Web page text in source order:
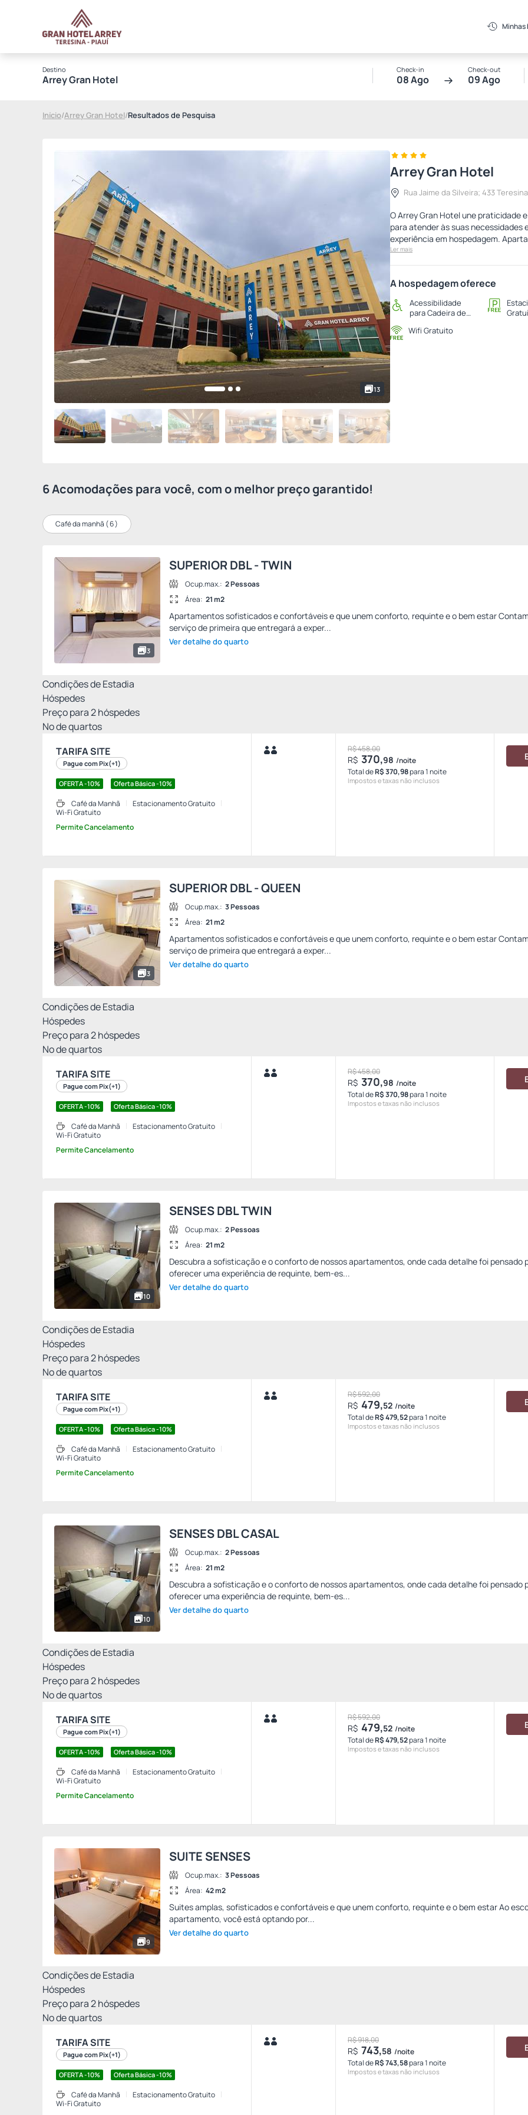
Minhas
Destino
Arrey Gran Hotel
Check-in
08 Ago
Check-out
09 Ago
Início/Arrey Gran Hotel/Resultados de Pesquisa
13
Arrey Gran Hotel
Rua Jaime da Silveira; 433 Teresina
O Arrey Gran Hotel une praticidade
para atender às suas necessidades
experiência em hospedagem.
Ler mais
A hospedagem oferece
Acessibilidade
para Cadeira de
Wifi Gratuito
6 Acomodações para você, com o melhor preço garantido!
Café da manhã (6)
3
SUPERIOR DBL - TWIN
Ocup.max.: 2 Pessoas
Área: 21 m2
Apartamentos sofisticados e confortáveis e que unem conforto, requinte e o bem estar
serviço de primeira que entregará a exper...
Ver detalhe do quarto
Condições de Estadia
Hóspedes
Preço para2hóspedes
Nº de quartos
TARIFA SITE
Pague com Pix(+1)
OFERTA -10% Oferta Básica -10%
Café da Manhã
Estacionamento Gratuito
Wi-Fi Gratuito
Permite Cancelamento
R$ 458,00
R$ 370,98 /noite
Total deR$ 370,98para 1 noite
Impostos e taxas não inclusos
3
SUPERIOR DBL - QUEEN
Ocup.max.: 3 Pessoas
Área: 21 m2
Apartamentos sofisticados e confortáveis e que unem conforto, requinte e o bem estar
serviço de primeira que entregará a exper...
Ver detalhe do quarto
Condições de Estadia
Hóspedes
Preço para2hóspedes
Nº de quartos
TARIFA SITE
Pague com Pix(+1)
OFERTA -10% Oferta Básica -10%
Café da Manhã
Estacionamento Gratuito
Wi-Fi Gratuito
Permite Cancelamento
R$ 458,00
R$ 370,98 /noite
Total deR$ 370,98para 1 noite
Impostos e taxas não inclusos
10
SENSES DBL TWIN
Ocup.max.: 2 Pessoas
Área: 21 m2
Descubra a sofisticação e o conforto de nossos apartamentos, onde cada detalhe foi pensado
oferecer uma experiência de requinte, bem-es...
Ver detalhe do quarto
Condições de Estadia
Hóspedes
Preço para2hóspedes
Nº de quartos
TARIFA SITE
Pague com Pix(+1)
OFERTA -10% Oferta Básica -10%
Café da Manhã
Estacionamento Gratuito
Wi-Fi Gratuito
Permite Cancelamento
R$ 592,00
R$ 479,52 /noite
Total deR$ 479,52para 1 noite
Impostos e taxas não inclusos
10
SENSES DBL CASAL
Ocup.max.: 2 Pessoas
Área: 21 m2
Descubra a sofisticação e o conforto de nossos apartamentos, onde cada detalhe foi pensado
oferecer uma experiência de requinte, bem-es...
Ver detalhe do quarto
Condições de Estadia
Hóspedes
Preço para2hóspedes
Nº de quartos
TARIFA SITE
Pague com Pix(+1)
OFERTA -10% Oferta Básica -10%
Café da Manhã
Estacionamento Gratuito
Wi-Fi Gratuito
Permite Cancelamento
R$ 592,00
R$ 479,52 /noite
Total deR$ 479,52para 1 noite
Impostos e taxas não inclusos
9
SUITE SENSES
Ocup.max.: 3 Pessoas
Área: 42 m2
Suites amplas, sofisticados e confortáveis e que unem conforto, requinte e o bem estar Ao
apartamento, você está optando por...
Ver detalhe do quarto
Condições de Estadia
Hóspedes
Preço para2hóspedes
Nº de quartos
TARIFA SITE
Pague com Pix(+1)
OFERTA -10% Oferta Básica -10%
Café da Manhã
Estacionamento Gratuito
Wi-Fi Gratuito
R$ 918,00
R$ 743,58 /noite
Total deR$ 743,58para 1 noite
Impostos e taxas não inclusos